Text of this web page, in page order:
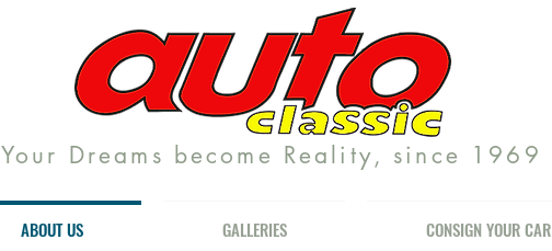
Your Dreams become Reality, since 1969
ABOUT US GALLERIES CONSIGN YOUR CAR